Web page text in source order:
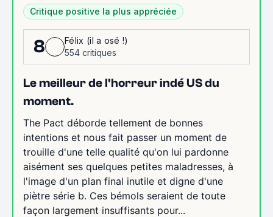
Critique positive la plus appréciée
8
Félix (il a osé !)
554 critiques
Le meilleur de l'horreur indé US du
moment.
The Pact déborde tellement de bonnes
intentions et nous fait passer un moment de
trouille d'une telle qualité qu'on lui pardonne
aisément ses quelques petites maladresses, à
l'image d'un plan final inutile et digne d'une
piètre série b. Ces bémols seraient de toute
façon largement insuffisants pour...